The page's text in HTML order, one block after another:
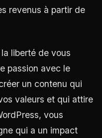
revenus à partir de
liberté de vous
passion avec le
un contenu qui
valeurs et qui attire
vous
qui a un impact